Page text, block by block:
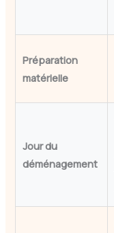
Préparation
matérielle
Jour du
déménagement